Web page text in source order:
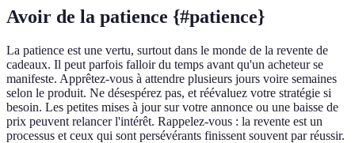
Avoir de la patience {#patience}
La patience est une vertu, surtout dans le monde de la revente de
cadeaux. Il peut parfois falloir du temps avant qu'un acheteur se
manifeste. Apprêtez-vous à attendre plusieurs jours voire semaines
selon le produit. Ne désespérez pas, et réévaluez votre stratégie si
besoin. Les petites mises à jour sur votre annonce ou une baisse de
prix peuvent relancer l'intérêt. Rappelez-vous : la revente est un
processus et ceux qui sont persévérants finissent souvent par réussir.